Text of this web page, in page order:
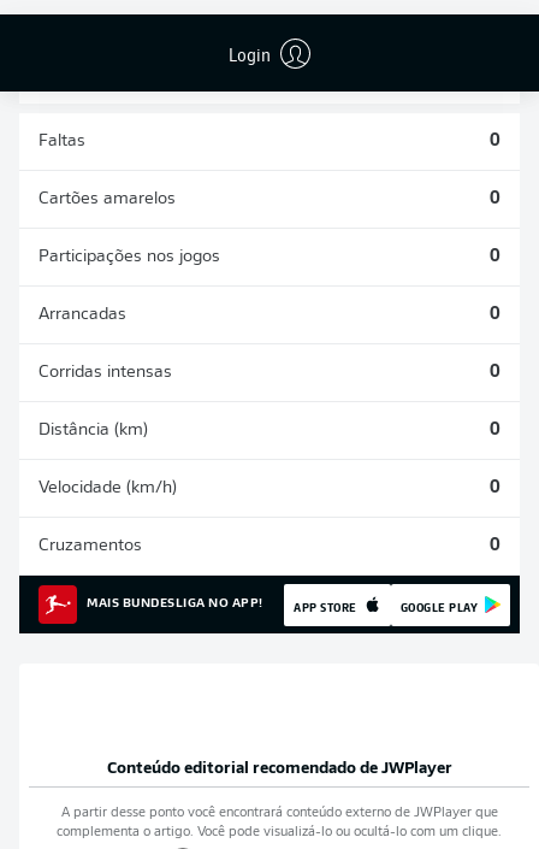
Login
Faltas 0
Cartões amarelos 0
Participações nos jogos 0
Arrancadas 0
Corridas intensas 0
Distância (km) 0
Velocidade (km/h) 0
Cruzamentos 0
MAIS BUNDESLIGA NO APP! APP STORE GOOGLE PLAY
Conteúdo editorial recomendado de JWPlayer
A partir desse ponto você encontrará conteúdo externo de JWPlayerque
complementa o artigo. Você pode visualizá-lo ou ocultá-lo com um clique.